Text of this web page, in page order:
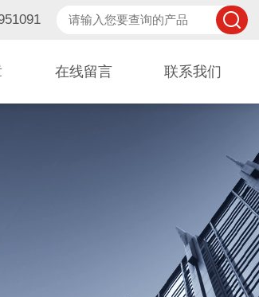
在线留言 联系我们